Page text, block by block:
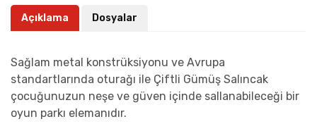
Açıklama Dosyalar
Sağlam metal konstrüksiyonu ve Avrupa
standartlarında oturağı ile Çiftli Gümüş Salıncak
çocuğunuzun neşe ve güven içinde sallanabileceği bir
oyun parkı elemanıdır.